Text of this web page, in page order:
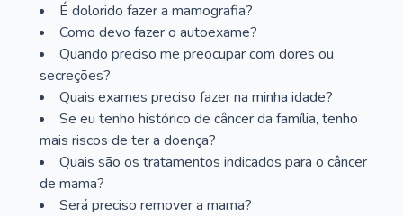
É dolorido fazer a mamografia?
Como devo fazer o autoexame?
Quando preciso me preocupar com dores ou
secreções?
Quais exames preciso fazer na minha idade?
Se eu tenho histórico de câncer da família, tenho
mais riscos de ter a doença?
Quais são os tratamentos indicados para o câncer
de mama?
Será preciso remover a mama?